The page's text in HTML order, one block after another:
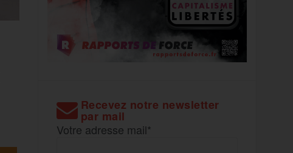
Recevez notre newsletter
par mail
Votre adresse mail*